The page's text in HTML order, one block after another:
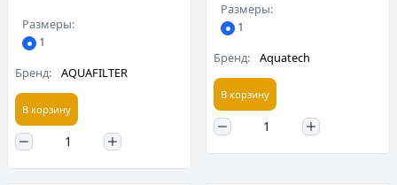
Размеры:
1
Бренд:
AQUAFILTER
В корзину
Размеры:
1
Бренд:
Aquatech
В корзину